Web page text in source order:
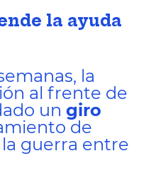
la ayuda
la
al frente de
un giro
de
guerra entre